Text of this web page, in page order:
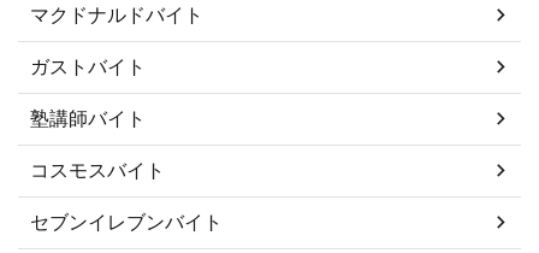
マクドナルドバイト
ガストバイト
塾講師バイト
コスモスバイト
セブンイレブンバイト